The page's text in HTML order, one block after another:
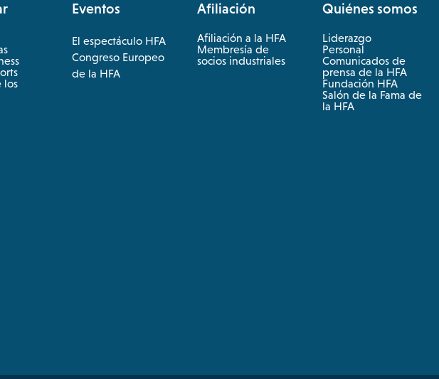
los
Eventos
El espectáculo HFA
opens
in
a
Congreso Europeo
de la HFA
opens
Afiliación
Afiliación a la HFA
Membresía de
socios industriales
Quiénes somos
Liderazgo
Personal
Comunicados de
prensa de la HFA
Fundación HFA
Salón de la Fama de
la HFA